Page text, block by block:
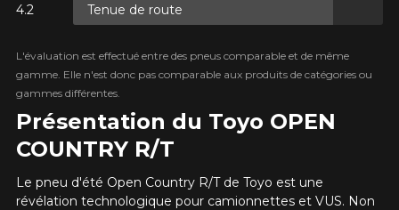
Présentation du Toyo OPEN
COUNTRY R/T
Le pneu d'été Open Country R/T de Toyo est une
révélation technologique pour camionnettes et VUS. Non
Tenue de route
L'évaluation est effectué entre des pneus comparable et de même
gamme. Elle n'est donc pas comparable aux produits de catégories ou
gammes différentes.